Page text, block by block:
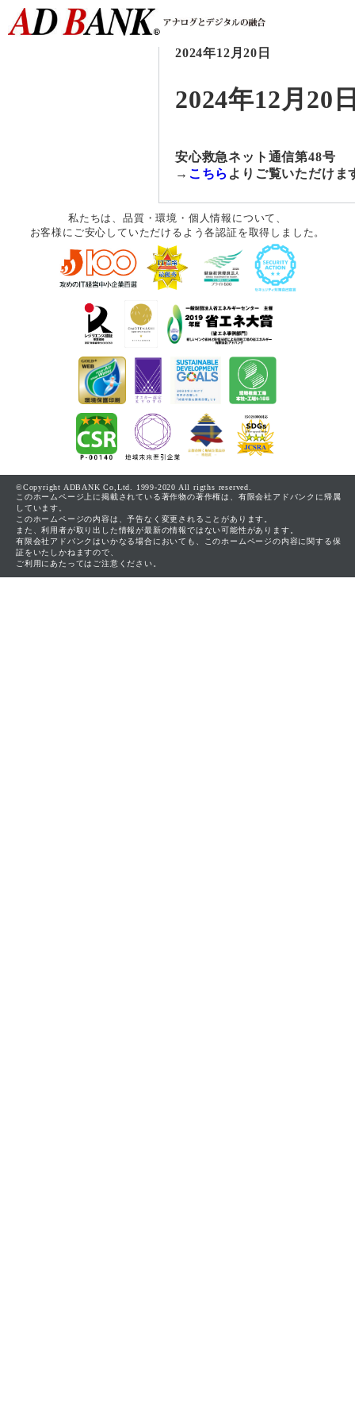
2024年12月20日
2024年12月20
安心救急ネット通信第48号
→ こちら よりご覧いただけま
私たちは、品質・環境・個人情報について、
お客様にご安心していただけるよう各認証を取得しました。
©Copyright ADBANK Co,Ltd. 1999-2020 All rigths reserved.
このホームページ上に掲載されている著作物の著作権は、有限会社アドバンクに帰属
しています。
このホームページの内容は、予告なく変更されることがあります。
また、利用者が取り出した情報が最新の情報ではない可能性があります。
有限会社アドバンクはいかなる場合においても、このホームページの内容に関する保
証をいたしかねますので、
ご利用にあたってはご注意ください。